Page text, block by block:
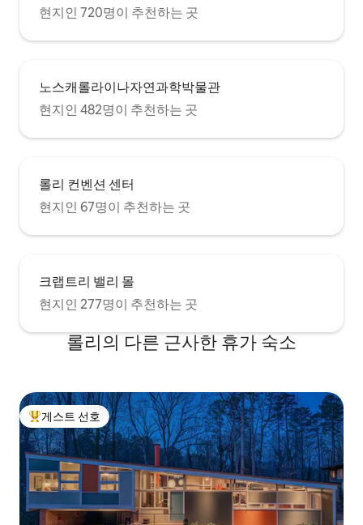
현지인 720명이 추천하는 곳
노스캐롤라이나자연과학박물관
현지인 482명이 추천하는 곳
롤리 컨벤션 센터
현지인 67명이 추천하는 곳
크랩트리 밸리 몰
현지인 277명이 추천하는 곳
롤리의 다른 근사한 휴가 숙소
상위 게스트 선호
게스트 선호